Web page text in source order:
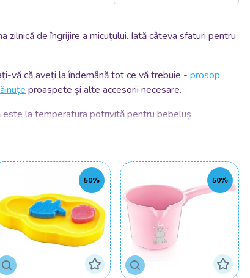
de îngrijire a micuțului. Iată câteva sfaturi pentru
vă că aveți la îndemână tot ce vă trebuie - prosop
proaspete și alte accesorii necesare.
la temperatura potrivită pentru bebeluș
sau prea rece.
cu grijă capul și gâtul bebelușului cu o mână, astfel
scurtă, de aproximativ 5-10 minute, pentru a
cu baia, puteți începe prin a-i șterge corpul cu un
50% 50%